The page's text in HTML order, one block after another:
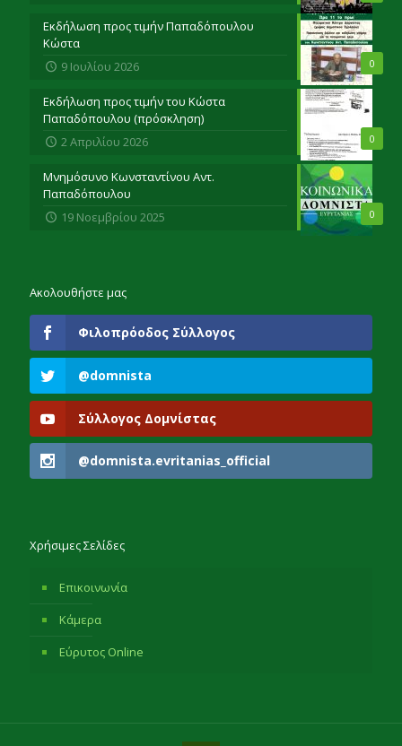
0
Εκδήλωση προς τιμήν Παπαδόπουλου
Κώστα
9 Ιουλίου 2026
0
Εκδήλωση προς τιμήν του Κώστα
Παπαδόπουλου (πρόσκληση)
2 Απριλίου 2026
0
Μνημόσυνο Κωνσταντίνου Αντ.
Παπαδόπουλου
19 Νοεμβρίου 2025
Ακολουθήστε μας
Φιλοπρόοδος Σύλλογος
@domnista
Σύλλογος Δομνίστας
@domnista.evritanias_official
Χρήσιμες Σελίδες
Επικοινωνία
Κάμερα
Εύρυτος Online